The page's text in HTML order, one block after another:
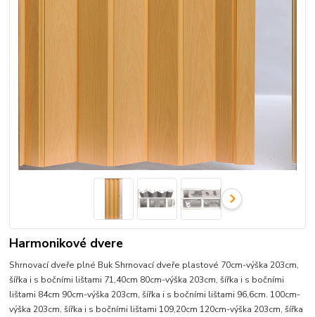
Harmonikové dvere
Shrnovací dveře plné Buk Shrnovací dveře plastové 70cm-výška 203cm,
šířka i s bočními lištami 71,40cm 80cm-výška 203cm, šířka i s bočními
lištami 84cm 90cm-výška 203cm, šířka i s bočními lištami 96,6cm. 100cm-
výška 203cm, šířka i s bočními lištami 109,20cm 120cm-výška 203cm, šířka